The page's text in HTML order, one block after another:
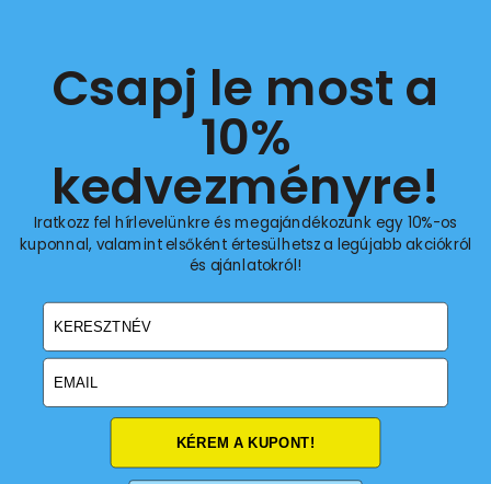
Iratkozz fel a 10%-os
extra kedvezményért!
Csapj le most a
10%
kedvezményre!
Iratkozz fel hírlevelünkre és megajándékozunk egy 10%-os
kuponnal, valamint elsőként értesülhetsz a legújabb akciókról
és ajánlatokról!
email
KÉREM A KUPONT!